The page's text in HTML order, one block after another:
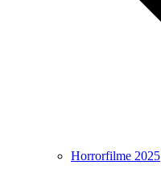
Horrorfilme 2025